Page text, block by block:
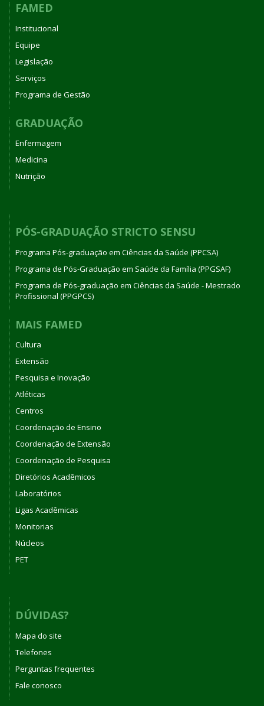
FAMED
Institucional
Equipe
Legislação
Serviços
Programa de Gestão
GRADUAÇÃO
Enfermagem
Medicina
Nutrição
PÓS-GRADUAÇÃO STRICTO SENSU
Programa Pós-graduação em Ciências da Saúde (PPCSA)
Programa de Pós-Graduação em Saúde da Família (PPGSAF)
Programa de Pós-graduação em Ciências da Saúde - Mestrado
Profissional (PPGPCS)
MAIS FAMED
Cultura
Extensão
Pesquisa e Inovação
Atléticas
Centros
Coordenação de Ensino
Coordenação de Extensão
Coordenação de Pesquisa
Diretórios Acadêmicos
Laboratórios
Ligas Acadêmicas
Monitorias
Núcleos
PET
DÚVIDAS?
Mapa do site
Telefones
Perguntas frequentes
Fale conosco